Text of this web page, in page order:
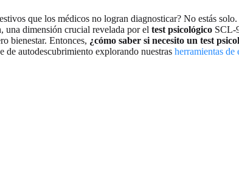
que los médicos no logran diagnosticar? No estás
una dimensión crucial revelada por el test psicológico SCL-
bienestar. Entonces, ¿cómo saber si necesito un test
autodescubrimiento explorando nuestras herramientas de